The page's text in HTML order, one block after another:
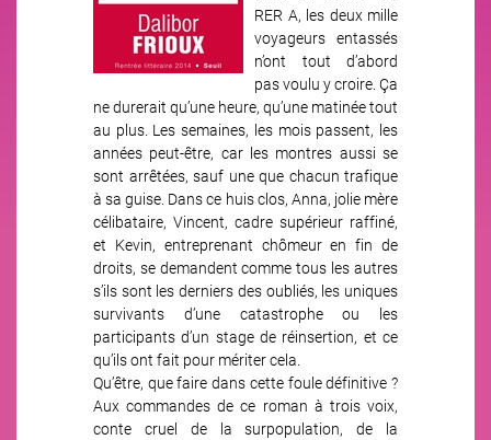
RER A, les deux mille
voyageurs entassés
n’ont tout d’abord
pas voulu y croire. Ça
ne durerait qu’une heure, qu’une matinée tout
au plus. Les semaines, les mois passent, les
années peut-être, car les montres aussi se
sont arrêtées, sauf une que chacun trafique
à sa guise. Dans ce huis clos, Anna, jolie mère
célibataire, Vincent, cadre supérieur raffiné,
et Kevin, entreprenant chômeur en fin de
droits, se demandent comme tous les autres
s’ils sont les derniers des oubliés, les uniques
survivants d’une catastrophe ou les
participants d’un stage de réinsertion, et ce
qu’ils ont fait pour mériter cela.
Qu’être, que faire dans cette foule définitive ?
Aux commandes de ce roman à trois voix,
conte cruel de la surpopulation, de la